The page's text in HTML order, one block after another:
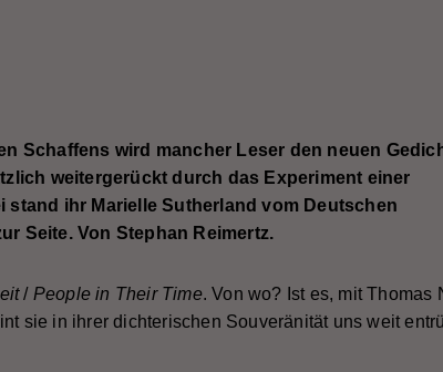
Schaffens wird mancher Leser den neuen
weitergerückt durch das Experiment einer
ihr Marielle Sutherland vom Deutschen
Seite. Von Stephan Reimertz.
/ People in Their Time. Von wo? Ist es, mit Thomas
sie in ihrer dichterischen Souveränität uns weit